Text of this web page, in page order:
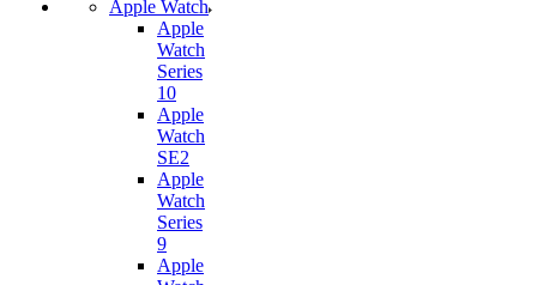
Apple Watch
Apple
Watch
Series
10
Apple
Watch
SE2
Apple
Watch
Series
9
Apple